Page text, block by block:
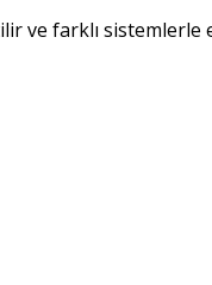
ve farklı sistemlerle